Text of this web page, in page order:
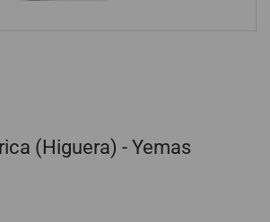
(Higuera) - Yemas